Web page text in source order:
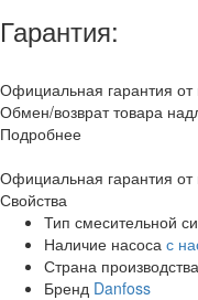
Гарантия:
Официальная гарантия от
Обмен/возврат товара
Подробнее
Официальная гарантия от
Свойства
Тип смесительной
Наличие насоса с
Страна производства
Бренд Danfoss